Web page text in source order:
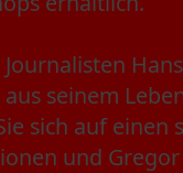
seinem
sich auf
und